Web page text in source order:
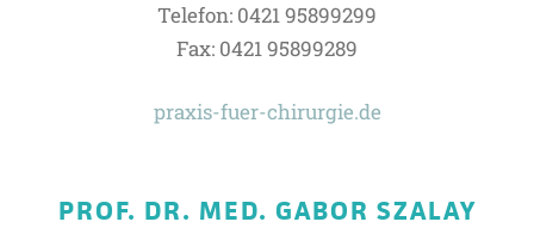
Telefon: 0421 95899299
Fax: 0421 95899289
praxis-fuer-chirurgie.de
PROF. DR. MED. GABOR SZALAY